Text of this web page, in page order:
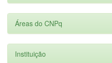
Áreas do CNPq
Instituição